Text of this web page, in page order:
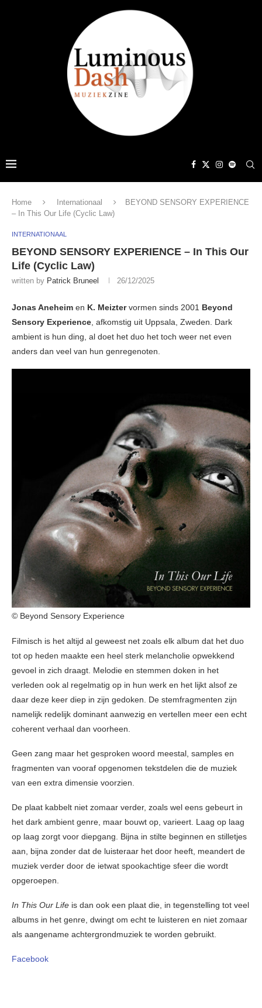
Home Internationaal
BEYOND SENSORY EXPERIENCE
– In This Our Life (Cyclic Law)
INTERNATIONAAL
BEYOND SENSORY EXPERIENCE – In This Our
Life (Cyclic Law)
written by Patrick Bruneel 26/12/2025
Jonas Aneheim en K. Meiztervormen sinds 2001 Beyond
Sensory Experience, afkomstig uit Uppsala, Zweden. Dark
ambient is hun ding, al doet het duo het toch weer net even
anders dan veel van hun genregenoten.
© Beyond Sensory Experience
Filmisch is het altijd al geweest net zoals elk album dat het duo
tot op heden maakte een heel sterk melancholie opwekkend
gevoel in zich draagt. Melodie en stemmen doken in het
verleden ook al regelmatig op in hun werk en het lijkt alsof ze
daar deze keer diep in zijn gedoken. De stemfragmenten zijn
namelijk redelijk dominant aanwezig en vertellen meer een echt
coherent verhaal dan voorheen.
Geen zang maar het gesproken woord meestal, samples en
fragmenten van vooraf opgenomen tekstdelen die de muziek
van een extra dimensie voorzien.
De plaat kabbelt niet zomaar verder, zoals wel eens gebeurt in
het dark ambient genre, maar bouwt op, varieert. Laag op laag
op laag zorgt voor diepgang. Bijna in stilte beginnen en stilletjes
aan, bijna zonder dat de luisteraar het door heeft, meandert de
muziek verder door de ietwat spookachtige sfeer die wordt
opgeroepen.
In This Our Life is dan ook een plaat die, in tegenstelling tot veel
albums in het genre, dwingt om echt te luisteren en niet zomaar
als aangename achtergrondmuziek te worden gebruikt.
Facebook